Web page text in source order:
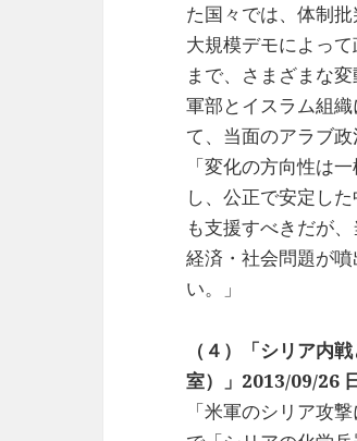
た国々では、体制
大規模デモによっ
まで、さまざまな
軍部とイスラム組
て、当面のアラブ政
「変化の方向性は
し、公正で安定し
も支援すべきだが
経済・社会問題が
い。」
（４）「シリア内
室）」2013/09/26
「米軍のシリア攻